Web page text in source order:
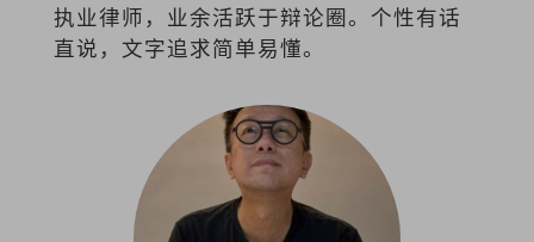
执业律师，业余活跃于辩论圈。个性有话
直说，文字追求简单易懂。